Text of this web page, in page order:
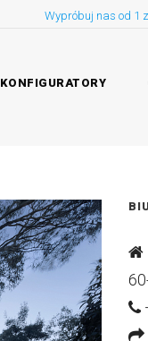
Wypróbuj nas od 1
KONFIGURATORY